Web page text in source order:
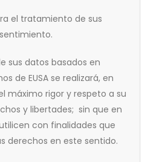
el tratamiento de sus
sus datos basados en
de EUSA se realizará, en
máximo rigor y respeto a su
y libertades; sin que en
con finalidades que
derechos en este sentido.